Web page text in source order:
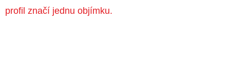
profil značí jednu objímku.